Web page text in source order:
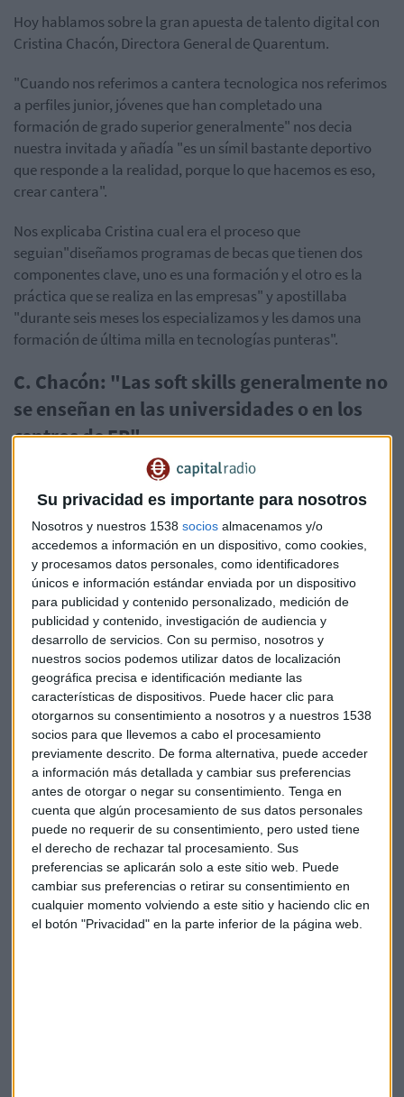
Su privacidad es importante para nosotros
Nosotros y nuestros 1538 socios almacenamos y/o
accedemos a información en un dispositivo, como cookies,
y procesamos datos personales, como identificadores
únicos e información estándar enviada por un dispositivo
para publicidad y contenido personalizado, medición de
publicidad y contenido, investigación de audiencia y
desarrollo de servicios. Con su permiso, nosotros y
nuestros socios podemos utilizar datos de localización
geográfica precisa e identificación mediante las
características de dispositivos. Puede hacer clic para
otorgarnos su consentimiento a nosotros y a nuestros 1538
socios para que llevemos a cabo el procesamiento
previamente descrito. De forma alternativa, puede acceder
a información más detallada y cambiar sus preferencias
antes de otorgar o negar su consentimiento. Tenga en
cuenta que algún procesamiento de sus datos personales
puede no requerir de su consentimiento, pero usted tiene
el derecho de rechazar tal procesamiento. Sus
preferencias se aplicarán solo a este sitio web. Puede
cambiar sus preferencias o retirar su consentimiento en
cualquier momento volviendo a este sitio y haciendo clic en
el botón "Privacidad" en la parte inferior de la página web.
Hoy hablamos sobre la gran apuesta de talento digital con
Cristina Chacón, Directora General de Quarentum.
"Cuando nos referimos a cantera tecnologica nos referimos
a perfiles junior, jóvenes que han completado una
formación de grado superior generalmente" nos decia
nuestra invitada y añadía "es un símil bastante deportivo
que responde a la realidad, porque lo que hacemos es eso,
crear cantera".
Nos explicaba Cristina cual era el proceso que
seguian"diseñamos programas de becas que tienen dos
componentes clave, uno es una formación y el otro es la
práctica que se realiza en las empresas" y apostillaba
"durante seis meses los especializamos y les damos una
formación de última milla en tecnologías punteras".
C. Chacón: "Las soft skills generalmente no
se enseñan en las universidades o en los
centros de FP"
"Durante los siguientes seis meses los entrenamos en
habilidades blandas, por ejemplo, la comunicación, tienen
que aprender a a comunicarse de forma oral, escrita, hacer
presentaciones" y añade Cristina Chacón "es clave para
trabajar en equipo, para tomar decisiones. Son
competencias que generalmente no se enseñan en las
universidades o en los centros de FP".
"Los que estamos en Qualentum transformamos vidas,
ayudamos a construir un futuro mejor" nos decía con
orgullo la directora general que ponía en valor las
importaste sinergias que surgen por estar en el Grupo
Proeduca donde se encuentra la universidad UNIR .
Chacón aportaba también un dato muy relevante "dentro
del Grupo Proeduca hay más de 10.000 alumnos que tienen
un perfil STEM y eso para nosotros es fundamental".
Hablamos de los objetivos que se marcan las empresas y
nuestra invitaba hacía una reflexión "una visión
cortoplacista muchas veces te impide pensar en el medio
plazo y eso va a tener consecuencias en la sostenibilidad de
la empresa".